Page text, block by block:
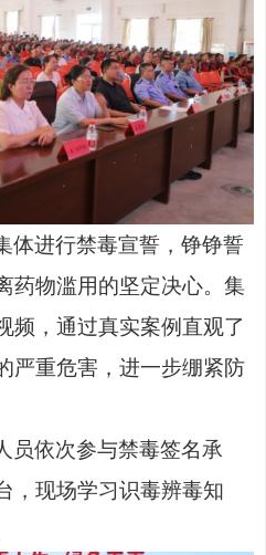
体进行禁毒宣誓，铮铮誓
药物滥用的坚定决心。集
频，通过真实案例直观了
严重危害，进一步绷紧防
员依次参与禁毒签名承
，现场学习识毒辨毒知